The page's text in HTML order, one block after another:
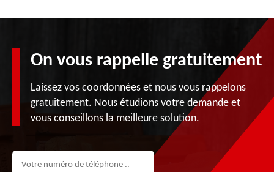
On vous rappelle gratuitement
Laissez vos coordonnées et nous vous rappelons
gratuitement. Nous étudions votre demande et
vous conseillons la meilleure solution.